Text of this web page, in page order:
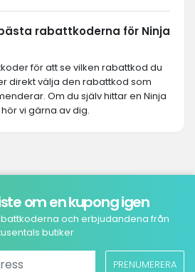
rabattkoderna för Ninja
för att se vilken rabattkod du
direkt välja den rabattkod som
Om du själv hittar en Ninja
vi gärna av dig.
om en kupong igen
och erbjudandena från
butiker
PRENUMERERA